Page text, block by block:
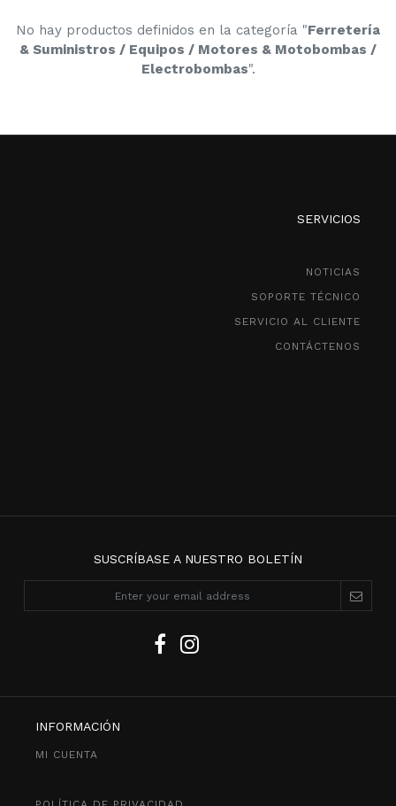
No hay productos definidos en la categoría "Ferretería
& Suministros / Equipos / Motores & Motobombas /
Electrobombas".
SERVICIOS
NOTICIAS
SOPORTE TÉCNICO
SERVICIO AL CLIENTE
CONTÁCTENOS
SUSCRÍBASE A NUESTRO BOLETÍN
INFORMACIÓN
MI CUENTA